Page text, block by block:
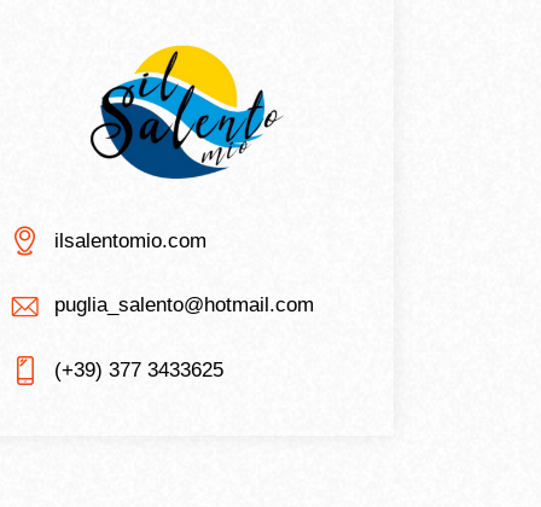
ilsalentomio.com
puglia_salento@hotmail.com
(+39) 377 3433625